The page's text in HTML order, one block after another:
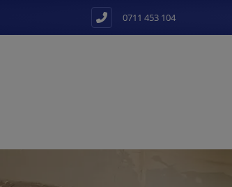
0711 453 104